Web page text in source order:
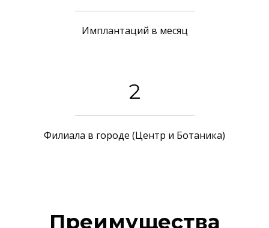
Имплантаций в месяц
2
Филиала в городе (Центр и Ботаника)
Преимущества